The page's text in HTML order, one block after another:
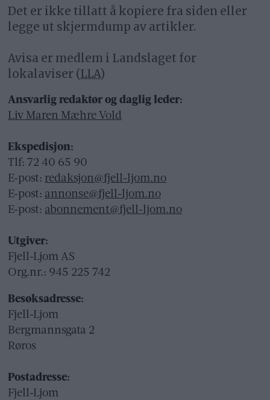
Det er ikke tillatt å kopiere fra siden eller
legge ut skjermdump av artikler.
Avisa er medlem i Landslaget for
lokalaviser (LLA)
Ansvarlig redaktør og daglig leder:
Liv Maren Mæhre Vold
Ekspedisjon:
Tlf: 72 40 65 90
E-post: redaksjon@fjell-ljom.no
E-post: annonse@fjell-ljom.no
E-post: abonnement@fjell-ljom.no
Utgiver:
Fjell-Ljom AS
Org.nr.: 945 225 742
Besøksadresse:
Fjell-Ljom
Bergmannsgata 2
Røros
Postadresse:
Fjell-Ljom